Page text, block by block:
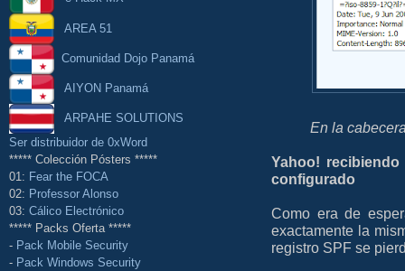
AREA 51
Comunidad Dojo Panamá
AIYON Panamá
ARPAHE SOLUTIONS
Ser distribuidor de 0xWord
***** Colección Pósters *****
01: Fear the FOCA
02: Professor Alonso
03: Cálico Electrónico
***** Packs Oferta *****
- Pack Mobile Security
- Pack Windows Security
En la
Yahoo!
configurado
Como era de
exactamente la
registro SPF se